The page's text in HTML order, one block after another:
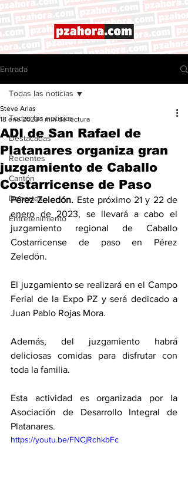
Entrada
Todas las noticias
Destacadas
Recientes
Cantón
Deportes
Entretenimiento
Todas las noticias
ADI de San Rafael de
Platanares organiza gran
juzgamiento de Caballo
Costarricense de Paso
Steve Arias
18 ene 2023 1 min de lectura
Pérez Zeledón. Este próximo 21 y 22 de
enero de 2023, se llevará a cabo el
juzgamiento regional de Caballo
Costarricense de paso en Pérez
Zeledón.
El juzgamiento se realizará en el Campo
Ferial de la Expo PZ y será dedicado a
Juan Pablo Rojas Mora.
Además, del juzgamiento habrá
deliciosas comidas para disfrutar con
toda la familia.
Esta actividad es organizada por la
Asociación de Desarrollo Integral de
Platanares.
https://youtu.be/FNCjRchkbFc